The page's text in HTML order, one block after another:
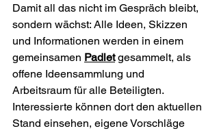
Damit all das nicht im Gespräch bleibt,
sondern wächst: Alle Ideen, Skizzen
und Informationen werden in einem
gemeinsamen Padlet gesammelt, als
offene Ideensammlung und
Arbeitsraum für alle Beteiligten.
Interessierte können dort den aktuellen
Stand einsehen, eigene Vorschläge